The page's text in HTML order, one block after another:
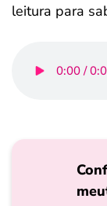
leitura para
0:00 /